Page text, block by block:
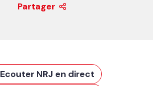
Partager
Ecouter NRJ en direct